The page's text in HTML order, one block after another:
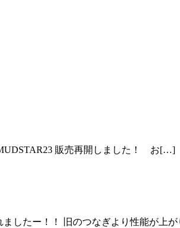
販売再開しました！ お[…]
ましたー！！ 旧のつなぎより性能が上